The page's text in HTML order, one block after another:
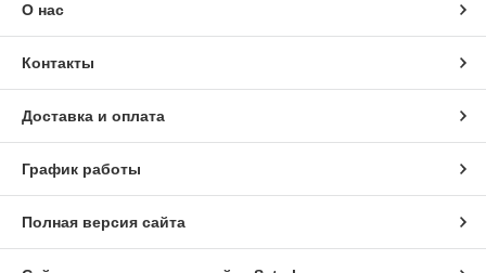
О нас
Контакты
Доставка и оплата
График работы
Полная версия сайта